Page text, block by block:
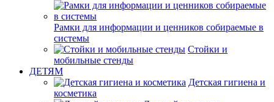
Рамки для информации и ценников собираемые в
системы
Стойки и
мобильные стенды
ДЕТЯМ
Детская гигиена и
косметика